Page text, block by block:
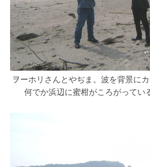
ヲーホリさんとやぢま。波を背景に
何でか浜辺に蜜柑がころがってい